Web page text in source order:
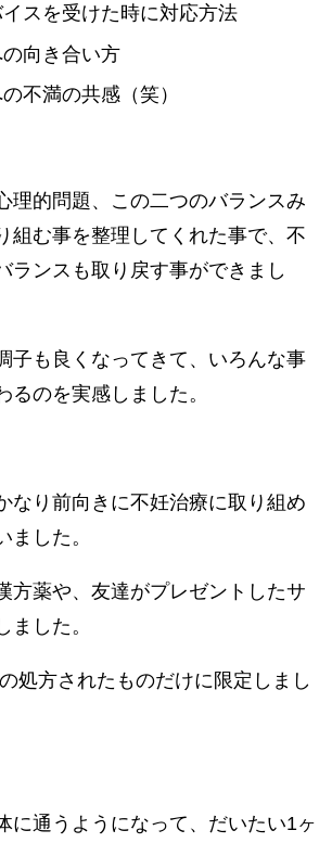
スを受けた時に対応方法
向き合い方
不満の共感（笑）
理的問題、この二つのバランスみ
組む事を整理してくれた事で、不
ランスも取り戻す事ができまし
子も良くなってきて、いろんな事
るのを実感しました。
なり前向きに不妊治療に取り組め
ました。
方薬や、友達がプレゼントしたサ
ました。
処方されたものだけに限定しまし
に通うようになって、だいたい1ヶ